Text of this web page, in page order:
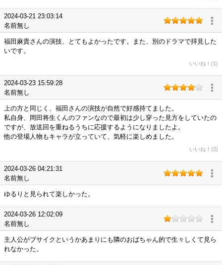
2024-03-21 23:03:14
名前無し
福田麻貴さんの演技、とてもよかったです。また、別のドラマで拝見した
いです。
いいね！(1)
2024-03-23 15:59:28
名前無し
上の方と同じく、福田さんの演技が自然で好感持てました。
私自身、岡田将生くんのファンなので最初は少し穿った見方をしていたの
ですが、放送回を重ねるうちに応援するようになりましたよ。
他の登場人物もキャラが立っていて、気軽に楽しめました。
いいね！(2)
2024-03-26 04:21:31
名前無し
ゆるりと見られて楽しかった。
2024-03-26 12:02:09
名前無し
主人公がブサイクというかあまりにも隣のおばちゃん的で生々しくて見ら
れなかった。